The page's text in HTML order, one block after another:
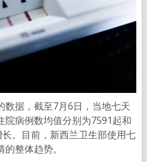
数据，截至7月6日，当地七天
院病例数均值分别为7591起和
。目前，新西兰卫生部使用七
整体趋势。